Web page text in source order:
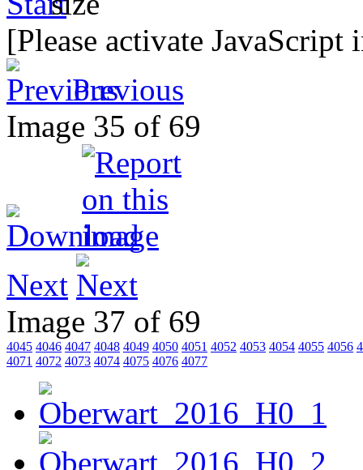
[Please activate
Previous
Image 35 of 69
Next
Image 37 of 69
4045 4046 4047 4048 4049 4050 4051 4052 4053 4054 4055 4056
4071 4072 4073 4074 4075 4076 4077